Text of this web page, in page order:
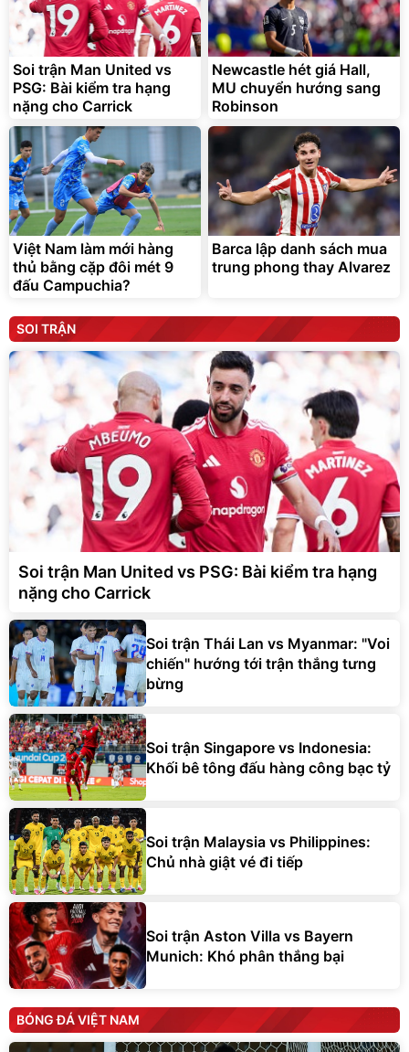
Soi trận Man United vs
PSG: Bài kiểm tra hạng
nặng cho Carrick
Newcastle hét giá Hall,
MU chuyển hướng sang
Robinson
Việt Nam làm mới hàng
thủ bằng cặp đôi mét 9
đấu Campuchia?
Barca lập danh sách mua
trung phong thay Alvarez
SOI TRẬN
Soi trận Man United vs PSG: Bài kiểm tra hạng
nặng cho Carrick
Soi trận Thái Lan vs Myanmar: "Voi
chiến" hướng tới trận thắng tưng
bừng
Soi trận Singapore vs Indonesia:
Khối bê tông đấu hàng công bạc tỷ
Soi trận Malaysia vs Philippines:
Chủ nhà giật vé đi tiếp
Soi trận Aston Villa vs Bayern
Munich: Khó phân thắng bại
BÓNG ĐÁ VIỆT NAM